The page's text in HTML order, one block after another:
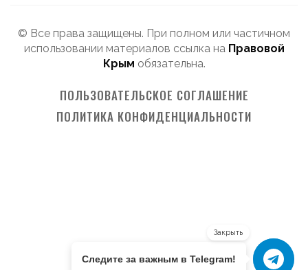
© Все права защищены. При полном или частичном
использовании материалов ссылка на Правовой
Крым обязательна.
ПОЛЬЗОВАТЕЛЬСКОЕ СОГЛАШЕНИЕ
ПОЛИТИКА КОНФИДЕНЦИАЛЬНОСТИ
Закрыть
Следите за важным в Telegram!